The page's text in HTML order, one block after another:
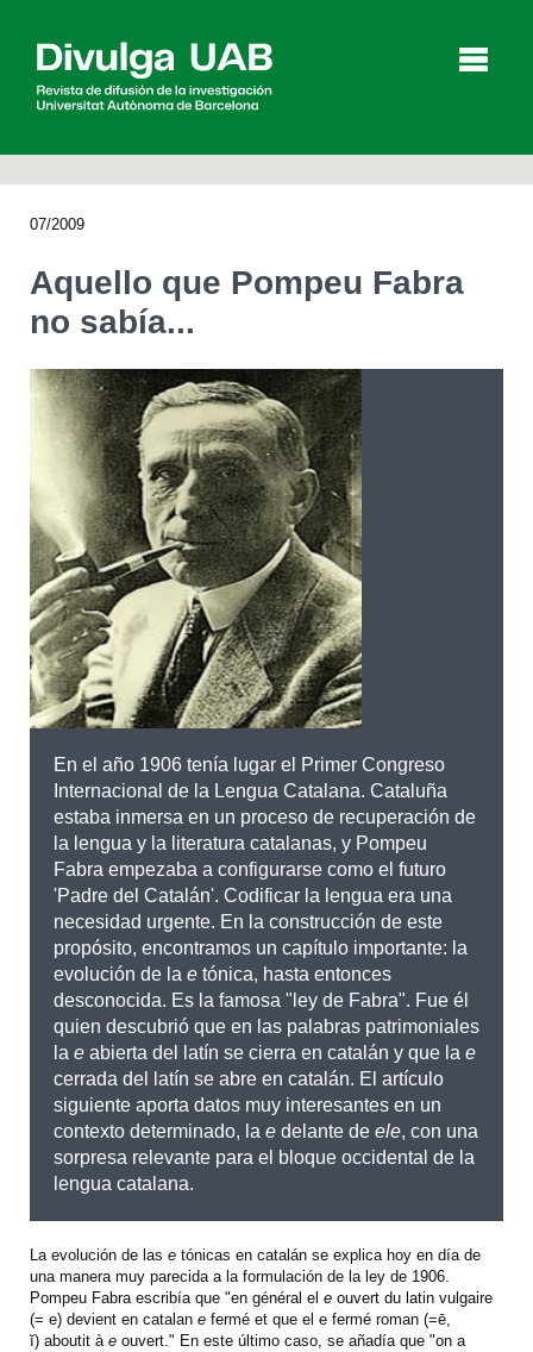
English Català
BUSCAR
07/2009
Aquello que Pompeu Fabra
no sabía...
En el año 1906 tenía lugar el Primer Congreso
Internacional de la Lengua Catalana. Cataluña
estaba inmersa en un proceso de recuperación de
la lengua y la literatura catalanas, y Pompeu
Fabra empezaba a configurarse como el futuro
'Padre del Catalán'. Codificar la lengua era una
necesidad urgente. En la construcción de este
propósito, encontramos un capítulo importante: la
evolución de la e tónica, hasta entonces
desconocida. Es la famosa "ley de Fabra". Fue él
quien descubrió que en las palabras patrimoniales
la e abierta del latín se cierra en catalán y que la e
cerrada del latín se abre en catalán. El artículo
siguiente aporta datos muy interesantes en un
contexto determinado, la e delante de ele, con una
sorpresa relevante para el bloque occidental de la
lengua catalana.
La evolución de las e tónicas en catalán se explica hoy en día de
una manera muy parecida a la formulación de la ley de 1906.
Pompeu Fabra escribía que "en général el e ouvert du latin vulgaire
(= e) devient en catalan e fermé et que el e fermé roman (=ē,
ĭ) aboutit à e ouvert." En este último caso, se añadía que "on a